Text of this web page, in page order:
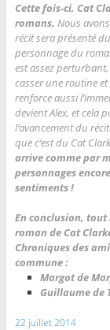
Cette fois-ci, Cat
romans. Nous
récit sera présenté
personnage du
est assez
casser une routine
renforce aussi
devient Alex, et cela
l’avancement du
que c’est du Cat
arrive comme par
personnages
sentiments !
En conclusion,
roman de Cat
Chroniques des
commune :
Margot de
Guillaume de
22 juillet 2014